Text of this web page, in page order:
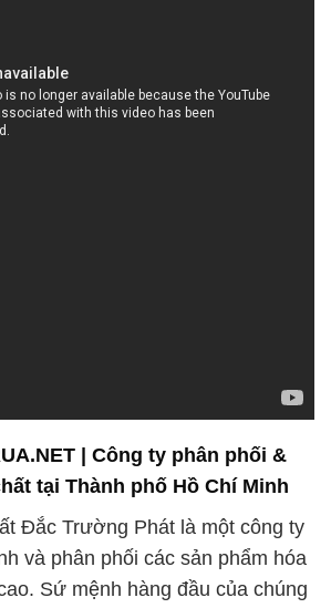
| Công ty phân phối &
tại Thành phố Hồ Chí Minh
Đắc Trường Phát là một công ty
và phân phối các sản phẩm hóa
Sứ mệnh hàng đầu của chúng